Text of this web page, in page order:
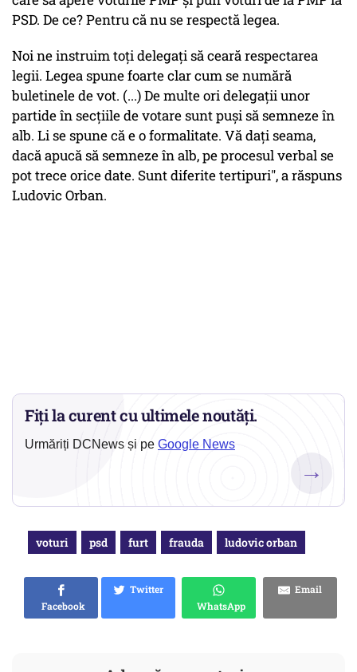
PSD. De ce? Pentru că nu se respectă legea.
Noi ne instruim toţi delegaţi să ceară respectarea
legii. Legea spune foarte clar cum se numără
buletinele de vot. (...) De multe ori delegaţii unor
partide în secţiile de votare sunt puşi să semneze în
alb. Li se spune că e o formalitate. Vă daţi seama,
dacă apucă să semneze în alb, pe procesul verbal se
pot trece orice date. Sunt diferite tertipuri", a răspuns
Ludovic Orban.
Fiți la curent cu ultimele noutăți.
Urmăriți DCNews și pe Google News
→
voturi psd furt frauda ludovic orban
Facebook
Twitter
WhatsApp
Email